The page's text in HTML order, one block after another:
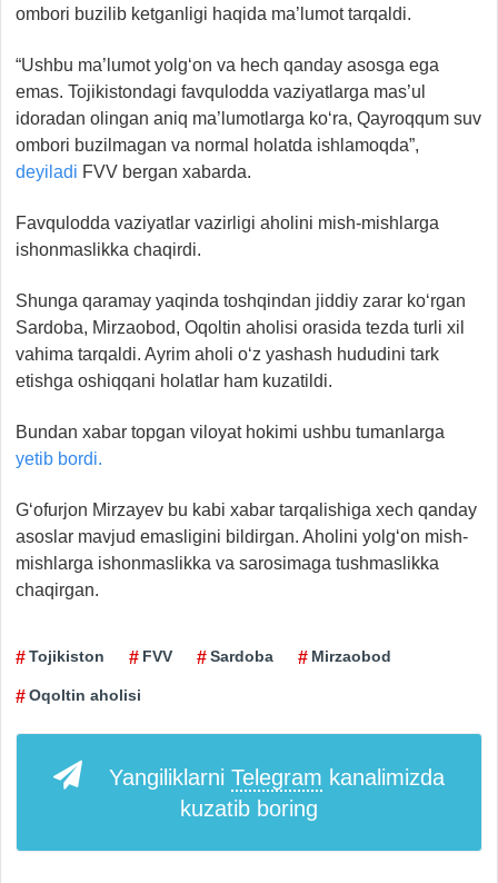
ombori buzilib ketganligi haqida ma’lumot tarqaldi.
“Ushbu ma’lumot yolg‘on va hech qanday asosga ega
emas. Tojikistondagi favqulodda vaziyatlarga mas’ul
idoradan olingan aniq ma’lumotlarga ko‘ra, Qayroqqum suv
ombori buzilmagan va normal holatda ishlamoqda”,
deyiladi FVV bergan xabarda.
Favqulodda vaziyatlar vazirligi aholini mish-mishlarga
ishonmaslikka chaqirdi.
Shunga qaramay yaqinda toshqindan jiddiy zarar ko‘rgan
Sardoba, Mirzaobod, Oqoltin aholisi orasida tezda turli xil
vahima tarqaldi. Ayrim aholi o‘z yashash hududini tark
etishga oshiqqani holatlar ham kuzatildi.
Bundan xabar topgan viloyat hokimi ushbu tumanlarga
yetib bordi.
G‘ofurjon Mirzayev bu kabi xabar tarqalishiga xech qanday
asoslar mavjud emasligini bildirgan. Aholini yolg‘on mish-
mishlarga ishonmaslikka va sarosimaga tushmaslikka
chaqirgan.
Tojikiston FVV Sardoba Mirzaobod
Oqoltin aholisi
Yangiliklarni Telegram kanalimizda
kuzatib boring